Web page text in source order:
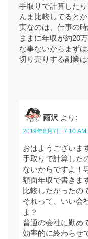
手取りで計算した
んま比較してると
実なのは、仕事の
ままに年収が約20
な事ないからまず
切り売りする副業
雨沢 より:
2019年8月7日 7:10 AM
おはようございま
手取りで計算した
ないからですよ！
額面年収で書きま
比較したかったの
それって、いい会
よ？
普通の会社に勤め
効率的に終わらせ